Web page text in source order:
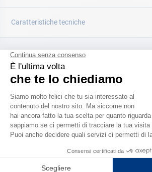
Caratteristiche tecniche
CATALOGARE
Scopri la
nuova guida AD 2026
SFOGLIA IL CATALOGO